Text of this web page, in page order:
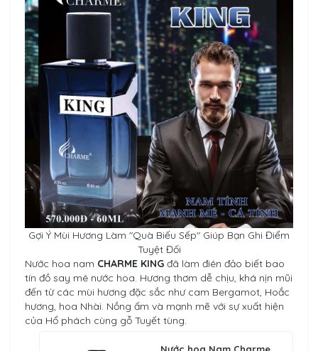
Gợi Ý Mùi Hương Làm "Quà Biếu Sếp" Giúp Bạn Ghi Điểm
Tuyệt Đối
Nước hoa nam CHARME KING đã làm điên đảo biết bao
tín đồ say mê nước hoa. Hương thơm dễ chịu, khá nịn mũi
đến từ các mùi hương đặc sắc như cam Bergamot, Hoắc
hương, hoa Nhài. Nồng ấm và mạnh mẽ với sự xuất hiện
của Hổ phách cùng gỗ Tuyết tùng.